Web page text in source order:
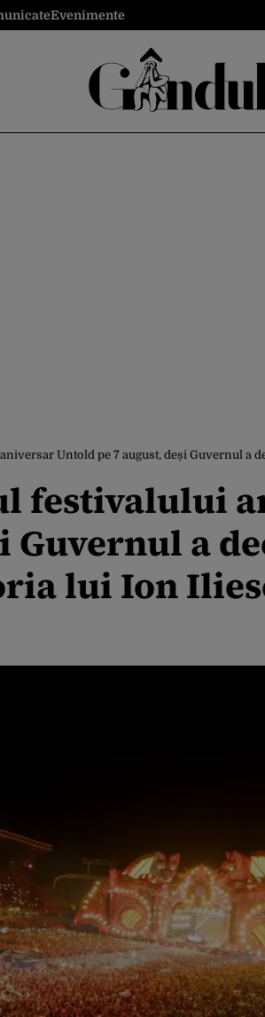
Evenimente
Untold pe 7 august, deși Guvernul
festivalului
Guvernul a
lui Ion